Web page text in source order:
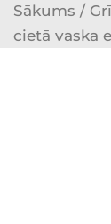
Sākums /
cietā vaska